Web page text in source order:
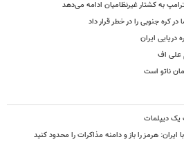
به کشتار غیرنظامیان ادامه می‌دهد
کره جنوبی را در خطر قرار داد
دریایی ایران
علی اف
یک دیپلمات
ایران: هرمز را باز و دامنه مذاکرات را محدود کنید